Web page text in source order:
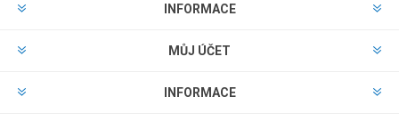
INFORMACE
MŮJ ÚČET
INFORMACE